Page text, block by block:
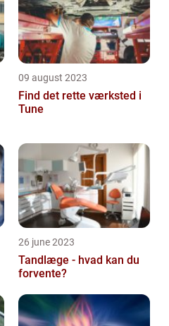
09 august 2023
Find det rette værksted i
Tune
26 june 2023
Tandlæge - hvad kan du
forvente?